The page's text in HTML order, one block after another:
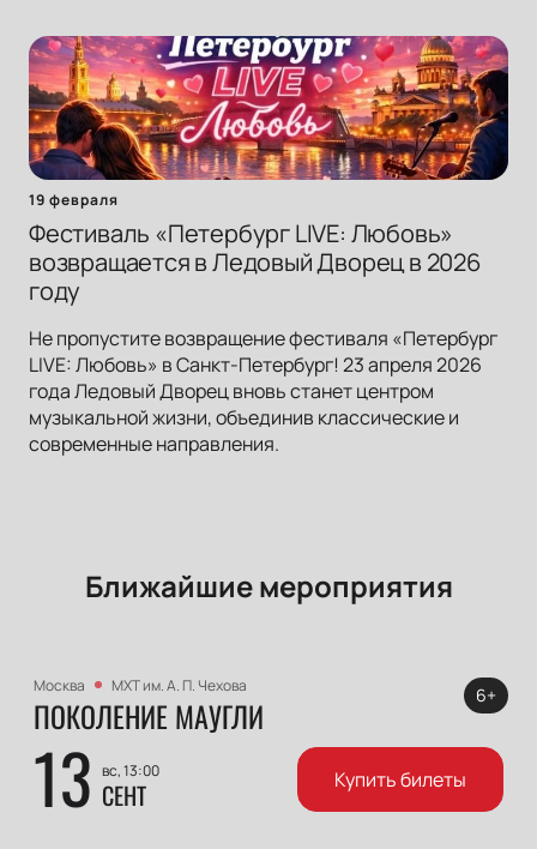
19 февраля
Фестиваль «Петербург LIVE: Любовь»
возвращается в Ледовый Дворец в 2026
году
Не пропустите возвращение фестиваля «Петербург
LIVE: Любовь» в Санкт-Петербург! 23 апреля 2026
года Ледовый Дворец вновь станет центром
музыкальной жизни, объединив классические и
современные направления.
Ближайшие мероприятия
Москва МХТ им. А. П. Чехова
ПОКОЛЕНИЕ МАУГЛИ
13 вс, 13:00
СЕНТ
6+
Купить билеты